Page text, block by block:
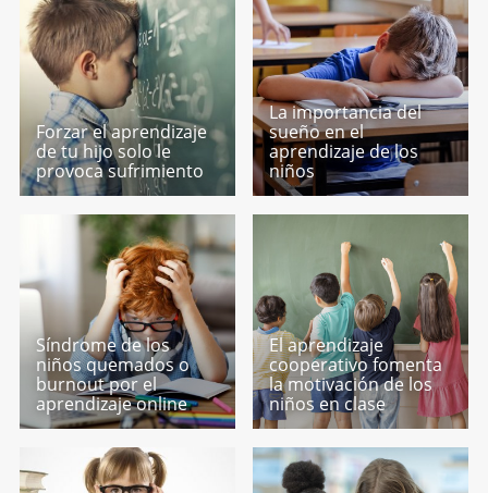
Forzar el aprendizaje
de tu hijo solo le
provoca sufrimiento
La importancia del
sueño en el
aprendizaje de los
niños
Síndrome de los
niños quemados o
burnout por el
aprendizaje online
El aprendizaje
cooperativo fomenta
la motivación de los
niños en clase